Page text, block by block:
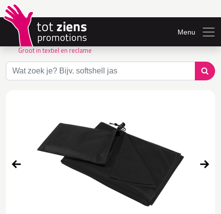
Groot in textiel en reclame
Menu